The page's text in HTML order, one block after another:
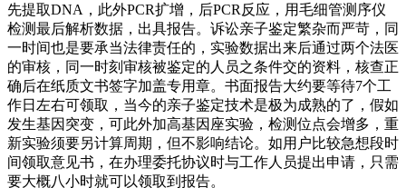
先提取DNA，此外PCR扩增，后PCR反应，用毛细管测序仪
检测最后解析数据，出具报告。诉讼亲子鉴定繁杂而严苛，同
一时间也是要承当法律责任的，实验数据出来后通过两个法医
的审核，同一时刻审核被鉴定的人员之条件交的资料，核查正
确后在纸质文书签字加盖专用章。书面报告大约要等待7个工
作日左右可领取，当今的亲子鉴定技术是极为成熟的了，假如
发生基因突变，可此外加高基因座实验，检测位点会增多，重
新实验须要另计算周期，但不影响结论。如用户比较急想段时
间领取意见书，在办理委托协议时与工作人员提出申请，只需
要大概八小时就可以领取到报告。